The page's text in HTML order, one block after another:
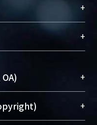
永久珍藏及向國際
能量，圖書館整合
AH）不同功能平
。期能整合研
researcher
integrates the
with “Academic
+
Library)
+
+
訊取用性的社會運
研究著作公開供使
+